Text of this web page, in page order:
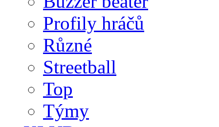
Profily hráčů
Různé
Streetball
Top
Týmy